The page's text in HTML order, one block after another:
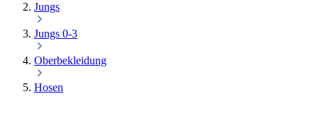
Jungs
Jungs 0-3
Oberbekleidung
Hosen